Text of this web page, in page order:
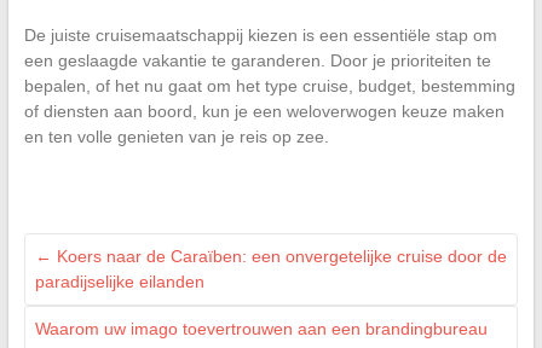
De juiste cruisemaatschappij kiezen is een essentiële stap om
een geslaagde vakantie te garanderen. Door je prioriteiten te
bepalen, of het nu gaat om het type cruise, budget, bestemming
of diensten aan boord, kun je een weloverwogen keuze maken
en ten volle genieten van je reis op zee.
← Koers naar de Caraïben: een onvergetelijke cruise door de
paradijselijke eilanden
Waarom uw imago toevertrouwen aan een brandingbureau